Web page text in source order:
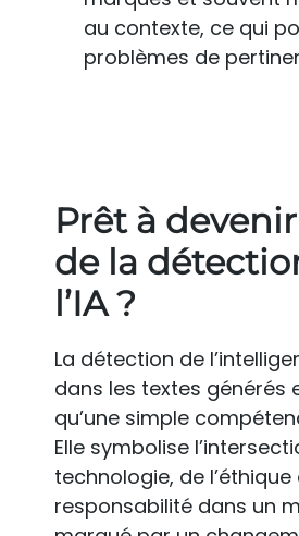
au contexte, ce qui
problèmes de
Prêt à
de la
l’IA ?
La détection de
dans les textes générés
qu’une simple
Elle symbolise
technologie, de l’éthique
responsabilité dans un